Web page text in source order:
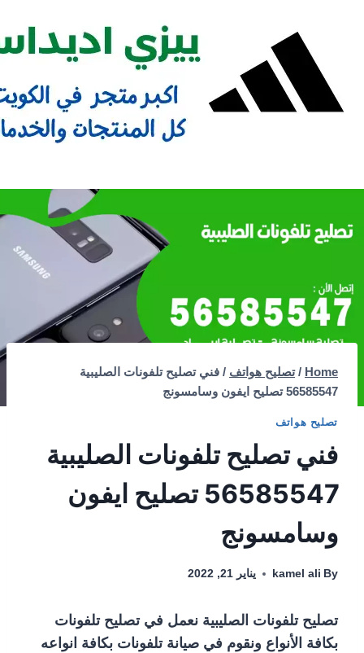
content
Home
/ تصليح هواتف / فني تصليح تلفونات الصليبية
56585547 تصليح ايفون وسامسونج
تصليح هواتف
فني تصليح تلفونات الصليبية
56585547 تصليح ايفون
وسامسونج
By
kamel ali يناير 21, 2022
تصليح تلفونات الصليبية نعمل في تصليح تلفونات
بكافة الأنواع ونقوم في صيانة تلفونات بكافة انواعه